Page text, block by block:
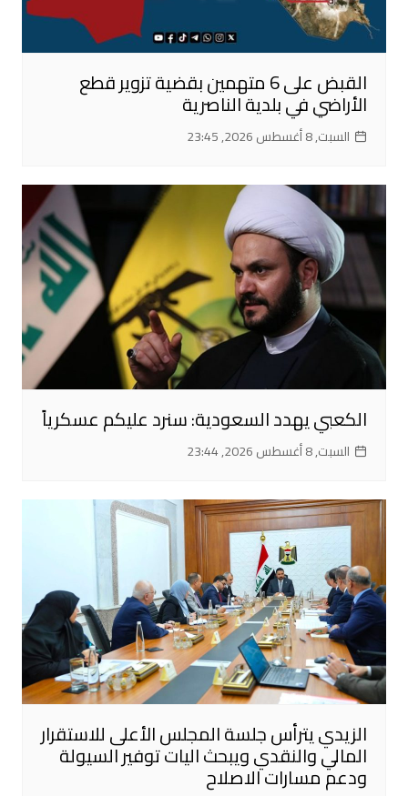
القبض على 6 متهمين بقضية تزوير قطع
الأراضي في بلدية الناصرية
السبت, 8 أغسطس 2026, 23:45
الكعبي يهدد السعودية: سنرد عليكم عسكرياً
السبت, 8 أغسطس 2026, 23:44
الزيدي يترأس جلسة المجلس الأعلى للاستقرار
المالي والنقدي ويبحث اليات توفير السيولة
ودعم مسارات الاصلاح